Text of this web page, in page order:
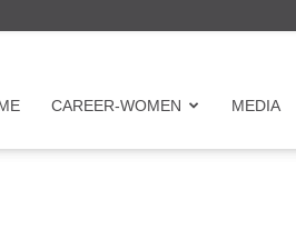
CAREER-WOMEN MEDIA